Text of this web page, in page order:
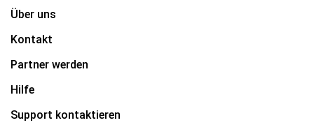
Über uns
Kontakt
Partner werden
Hilfe
Support kontaktieren